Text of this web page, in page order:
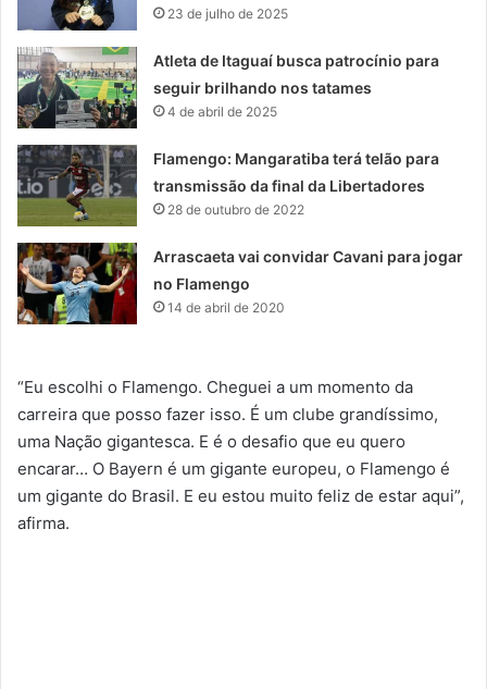
23 de julho de 2025
Atleta de Itaguaí busca patrocínio para
seguir brilhando nos tatames
4 de abril de 2025
Flamengo: Mangaratiba terá telão para
transmissão da final da Libertadores
28 de outubro de 2022
Arrascaeta vai convidar Cavani para jogar
no Flamengo
14 de abril de 2020
“Eu escolhi o Flamengo. Cheguei a um momento da
carreira que posso fazer isso. É um clube grandíssimo,
uma Nação gigantesca. E é o desafio que eu quero
encarar… O Bayern é um gigante europeu, o Flamengo é
um gigante do Brasil. E eu estou muito feliz de estar aqui”,
afirma.